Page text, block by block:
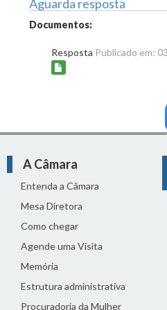
Aguarda resposta
Documentos:
Resposta Publicado em:
A Câmara
Entenda a Câmara
Mesa Diretora
Como chegar
Agende uma Visita
Memória
Estrutura administrativa
Procuradoria da Mulher